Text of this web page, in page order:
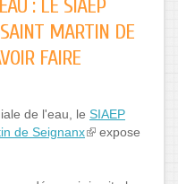
: LE SIAEP
SAINT MARTIN DE
FAIRE
de l'eau, le SIAEP
de Seignanx
expose